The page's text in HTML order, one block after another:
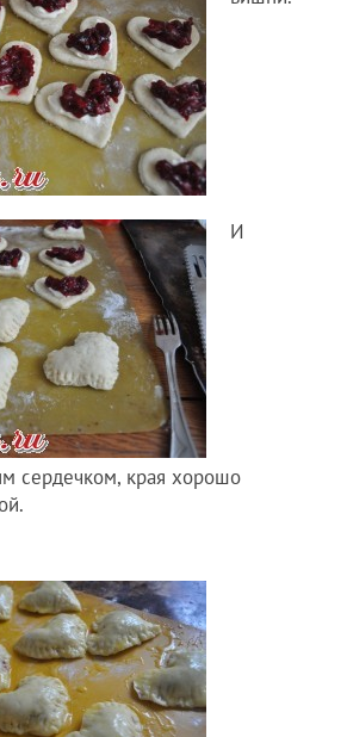
И
сердечком, края хорошо